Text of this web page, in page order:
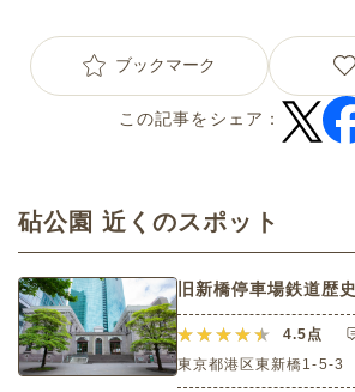
ブックマーク
この記事をシェア：
砧公園 近くのスポット
旧新橋停車場鉄道歴
4.5点
東京都港区東新橋1-5-3